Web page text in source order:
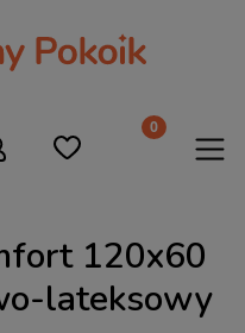
120x60
lateksowy